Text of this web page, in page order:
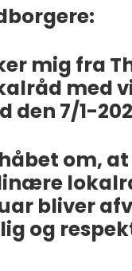
mig fra
med
den 7/1-
om,
bliver
og